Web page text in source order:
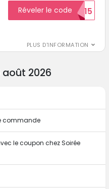
PLUS D'INFORMATION
Réveler le codeECON15
2026
commande
le coupon chez Soirée